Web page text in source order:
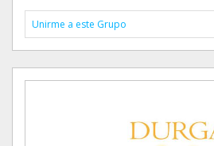
Unirme a este Grupo